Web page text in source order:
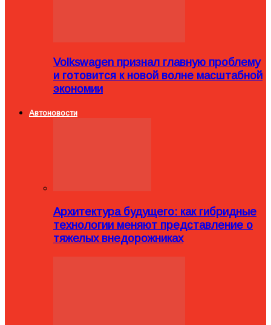
Volkswagen признал главную проблему
и готовится к новой волне масштабной
экономии
Автоновости
Архитектура будущего: как гибридные
технологии меняют представление о
тяжелых внедорожниках